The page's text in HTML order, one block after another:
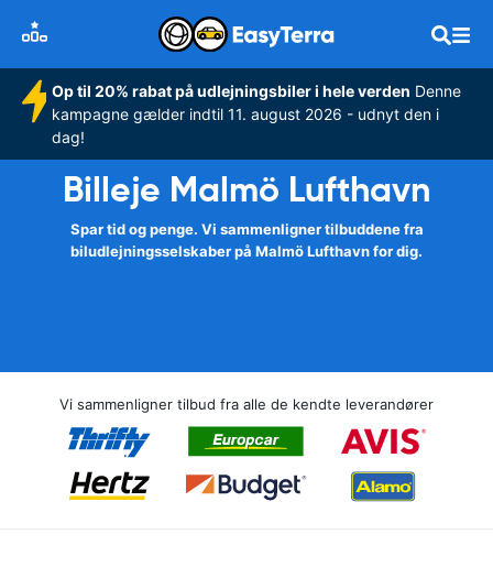
Op til 20% rabat på udlejningsbiler i hele verden Denne
kampagne gælder indtil 11. august 2026 - udnyt den i
dag!
Billeje Malmö Lufthavn
Spar tid og penge. Vi sammenligner tilbuddene fra
biludlejningsselskaber på Malmö Lufthavn for dig.
Vi sammenligner tilbud fra alle de kendte leverandører